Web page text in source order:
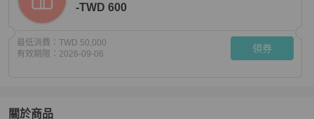
-TWD 600
最低消費： TWD 50,000
有效期限： 2026-09-06 領券
關於商品